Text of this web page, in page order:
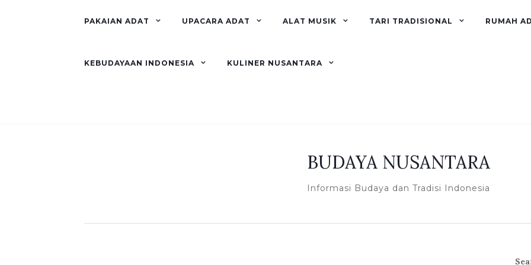
PAKAIAN ADAT UPACARA ADAT ALAT MUSIK TARI TRADISIONAL RUMAH
KEBUDAYAAN INDONESIA KULINER NUSANTARA
BUDAYA NUSANTARA
Informasi Budaya dan Tradisi Indonesia